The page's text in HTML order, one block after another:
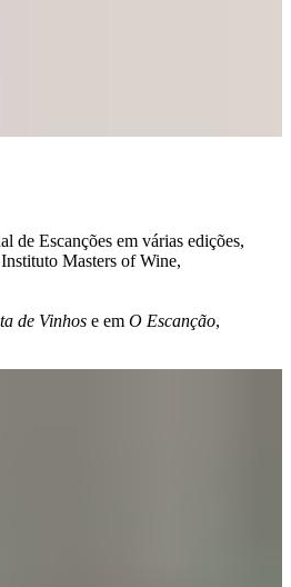
de Escanções em várias edições,
Masters of Wine,
de Vinhos e em O Escanção,